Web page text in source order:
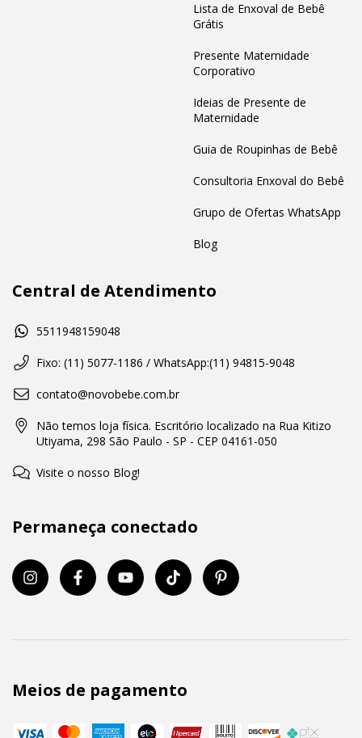
Lista de Enxoval de Bebê
Grátis
Presente Maternidade
Corporativo
Ideias de Presente de
Maternidade
Guia de Roupinhas de Bebê
Consultoria Enxoval do Bebê
Grupo de Ofertas WhatsApp
Blog
Central de Atendimento
5511948159048
Fixo: (11) 5077-1186 / WhatsApp:(11) 94815-9048
contato@novobebe.com.br
Não temos loja física. Escritório localizado na Rua Kitizo
Utiyama, 298 São Paulo - SP - CEP 04161-050
Visite o nosso Blog!
Permaneça conectado
Meios de pagamento